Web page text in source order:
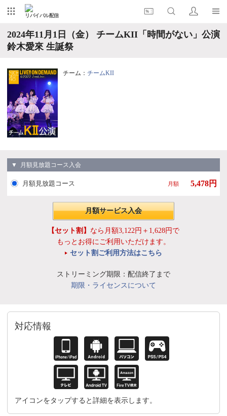
リバイバル配信
2024年11月1日（金） チームKII「時間がない」公演
鈴木愛來 生誕祭
チーム： チームKII
▼ 月額見放題コース入会
月額見放題コース 月額 5,478円
月額サービス入会
【セット割】 なら月額3,122円＋1,628円で
もっとお得にご利用いただけます。
セット割ご利用方法はこちら
ストリーミング期限：配信終了まで
期限・ライセンスについて
対応情報
アイコンをタップすると詳細を表示します。